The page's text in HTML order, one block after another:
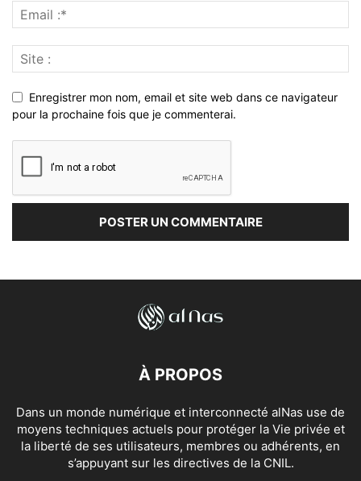
Enregistrer mon nom, email et site web dans ce navigateur
pour la prochaine fois que je commenterai.
À PROPOS
Dans un monde numérique et interconnecté alNas use de
moyens techniques actuels pour protéger la Vie privée et
la liberté de ses utilisateurs, membres ou adhérents, en
s’appuyant sur les directives de la CNIL.